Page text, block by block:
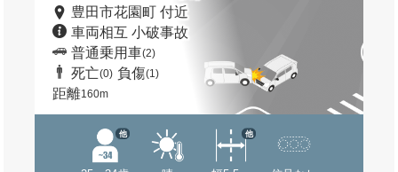
豊田市花園町 付近
車両相互 小破事故
普通乗用車(2)
死亡(0) 負傷(1)
距離160m
他 他